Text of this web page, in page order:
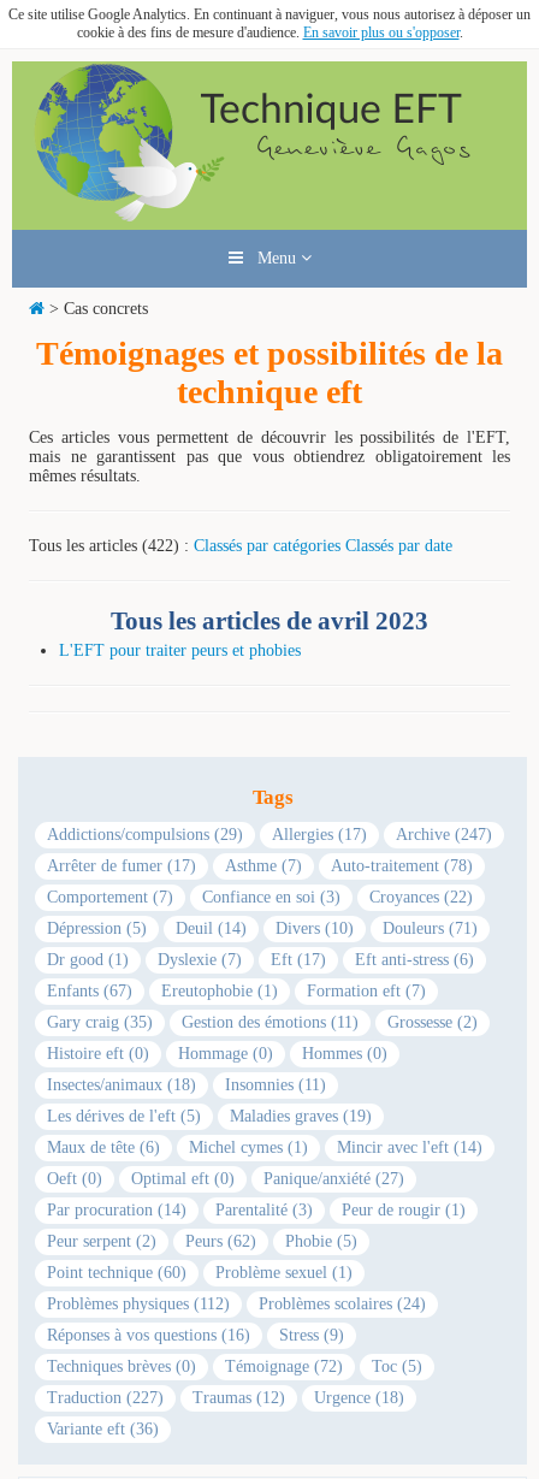
Ce site utilise Google Analytics. En continuant à naviguer, vous nous autorisez à déposer un
cookie à des fins de mesure d'audience. En savoir plus ou s'opposer.
Menu
> Cas concrets
Témoignages et possibilités de la
technique eft
Ces articles vous permettent de découvrir les possibilités de l'EFT,
mais ne garantissent pas que vous obtiendrez obligatoirement les
mêmes résultats.
Tous les articles (422) : Classés par catégories Classés par date
Tous les articles de avril 2023
L'EFT pour traiter peurs et phobies
Tags
Addictions/compulsions (29) Allergies (17)
Archive (247)
Arrêter de fumer (17)
Asthme (7)
Auto-traitement (78)
Comportement (7)
Confiance en soi (3)
Croyances (22)
Dépression (5)
Deuil (14) Divers (10)
Douleurs (71)
Dr good (1)
Dyslexie (7) Eft (17)
Eft anti-stress (6)
Enfants (67)
Ereutophobie (1)
Formation eft (7)
Gary craig (35)
Gestion des émotions (11)
Grossesse (2)
Histoire eft (0)
Hommage (0)
Hommes (0)
Insectes/animaux (18)
Insomnies (11)
Les dérives de l'eft (5)
Maladies graves (19)
Maux de tête (6)
Michel cymes (1)
Mincir avec l'eft (14)
Oeft (0)
Optimal eft (0)
Panique/anxiété (27)
Par procuration (14)
Parentalité (3)
Peur de rougir (1)
Peur serpent (2)
Peurs (62)
Phobie (5)
Point technique (60)
Problème sexuel (1)
Problèmes physiques (112)
Problèmes scolaires (24)
Réponses à vos questions (16)
Stress (9)
Techniques brèves (0)
Témoignage (72)
Toc (5)
Traduction (227)
Traumas (12)
Urgence (18)
Variante eft (36)